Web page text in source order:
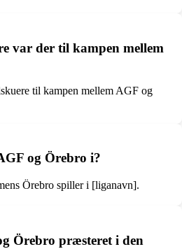
var der til kampen mellem
til kampen mellem AGF og
og Örebro i?
Örebro spiller i [liganavn].
Örebro præsteret i den